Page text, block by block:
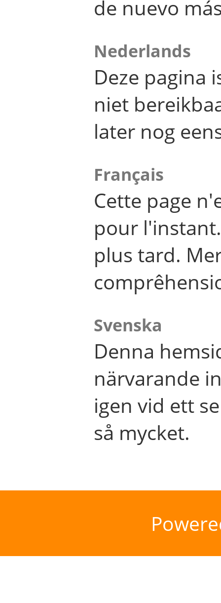
de nuevo
Nederlands
Deze pagina
niet
later nog
Français
Cette page
pour
plus tard.
Svenska
Denna
närvarande
igen vid ett
så mycket.